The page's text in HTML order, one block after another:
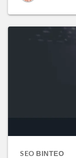
SEO ΒΊΝΤΕΟ